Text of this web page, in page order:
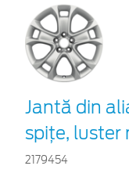
Jantă din
spiţe, luster
2179454